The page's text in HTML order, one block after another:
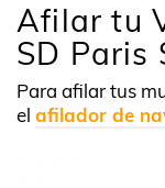
Afilar tu
SD Paris
Para afilar tus
el afilador de